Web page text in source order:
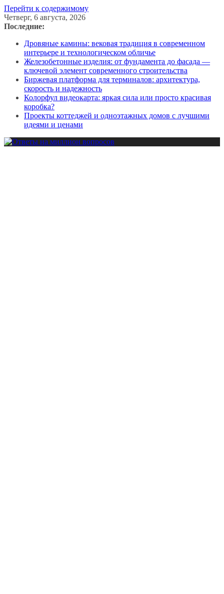
Перейти к содержимому
Четверг, 6 августа, 2026
Последние:
Дровяные камины: вековая традиция в современном
интерьере и технологическом обличье
Железобетонные изделия: от фундамента до фасада —
ключевой элемент современного строительства
Биржевая платформа для терминалов: архитектура,
скорость и надежность
Колорфул видеокарта: яркая сила или просто красивая
коробка?
Проекты коттеджей и одноэтажных домов с лучшими
идеями и ценами